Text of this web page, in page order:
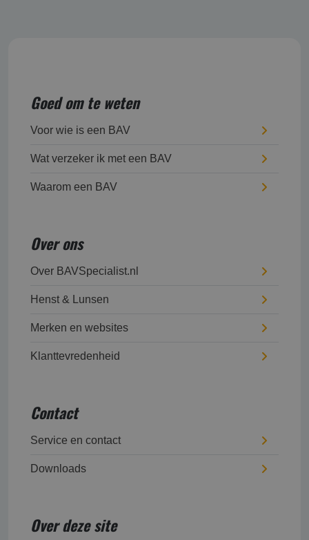
Goed om te weten
Voor wie is een BAV
Wat verzeker ik met een BAV
Waarom een BAV
Over ons
Over BAVSpecialist.nl
Henst & Lunsen
Merken en websites
Klanttevredenheid
Contact
Service en contact
Downloads
Over deze site